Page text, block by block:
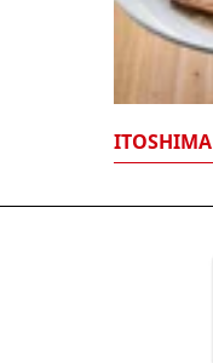
ITOSHIMA